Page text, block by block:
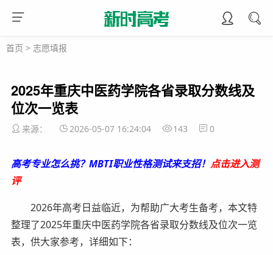
首页 > 志愿填报
2025年重庆中医药学院各省录取分数线及
位次一览表
来源： 2026-05-07 16:24:04 143 0
高考专业怎么挑？MBTI职业性格测试来支招！ 点击进入测
评
2026年高考日益临近，为帮助广大考生备考，本文特
整理了2025年重庆中医药学院各省录取分数线及位次一览
表，供大家参考，详细如下：